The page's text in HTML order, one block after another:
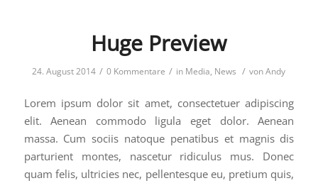
Huge Preview
24. August 2014 / 0 Kommentare / in Media, News / vonAndy
Lorem ipsum dolor sit amet, consectetuer adipiscing
elit. Aenean commodo ligula eget dolor. Aenean
massa. Cum sociis natoque penatibus et magnis dis
parturient montes, nascetur ridiculus mus. Donec
quam felis, ultricies nec, pellentesque eu, pretium quis,